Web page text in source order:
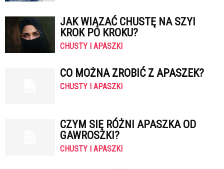
JAK WIĄZAĆ CHUSTĘ NA SZYI
KROK PO KROKU?
CHUSTY I APASZKI
CO MOŻNA ZROBIĆ Z APASZEK?
CHUSTY I APASZKI
CZYM SIĘ RÓŻNI APASZKA OD
GAWROSZKI?
CHUSTY I APASZKI